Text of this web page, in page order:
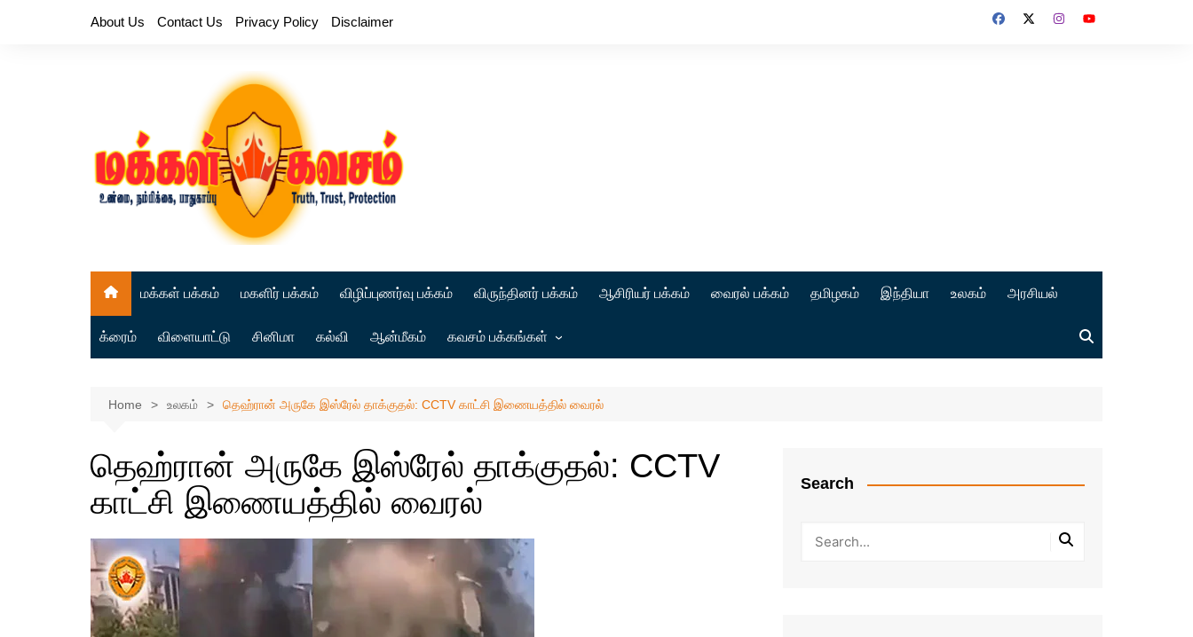
About Us Contact Us Privacy Policy Disclaimer
மக்கள் பக்கம் மகளிர் பக்கம் விழிப்புணர்வு பக்கம் விருந்தினர் பக்கம் ஆசிரியர் பக்கம் வைரல் பக்கம் தமிழகம் இந்தியா உலகம் அரசியல்
க்ரைம் விளையாட்டு சினிமா கல்வி ஆன்மீகம் கவசம் பக்கங்கள்
வேலைவாய்ப்பு
மருத்துவம்
விவசாயம்
தொழில்நுட்பம்
கார்ட்டூன்ஸ்
வர்த்தகம்
Home உலகம் தெஹ்ரான் அருகே இஸ்ரேல் தாக்குதல்: CCTV காட்சி இணையத்தில் வைரல்
தெஹ்ரான் அருகே இஸ்ரேல் தாக்குதல்: CCTV
காட்சி இணையத்தில் வைரல்
Search